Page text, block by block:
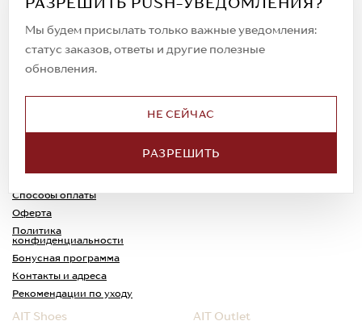
Мы будем присылать только важные уведомления:
статус заказов, ответы и другие полезные
обновления.
НЕ СЕЙЧАС
РАЗРЕШИТЬ
спецпредложений!
© 2023. AIT Shoes
Все права защищены
Доставка
Способы оплаты
Оферта
Политика
конфиденциальности
Обмен и возврат
Каспи-Ред
Бонусная программа
Контакты и адреса
Рекомендации по уходу
AIT Shoes AIT Outlet